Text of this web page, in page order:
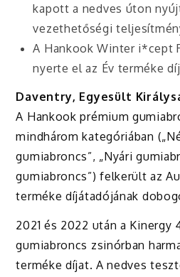
kapott a nedves úton
vezethetőségi
A Hankook Winter i*cept
nyerte el az Év terméke
Daventry, Egyesült
A Hankook prémium
mindhárom kategóriában
gumiabroncs”, „Nyári
gumiabroncs”) felkerült az
terméke díjátadójának
2021 és 2022 után a Kinergy
gumiabroncs zsinórban
terméke díjat. A nedves